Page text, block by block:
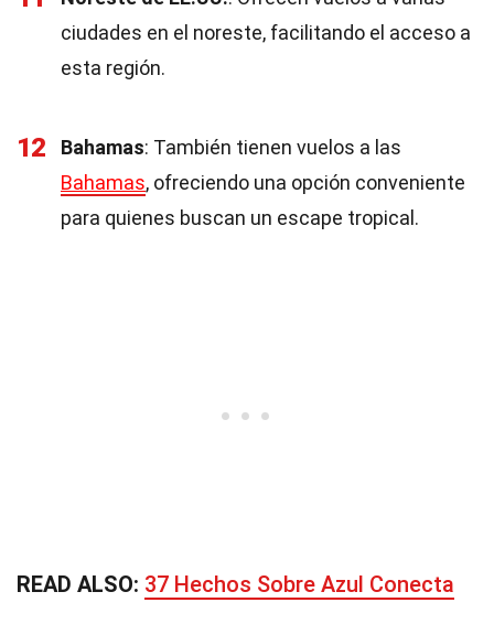
ciudades en el noreste, facilitando el acceso a
esta región.
12 Bahamas: También tienen vuelos a las
Bahamas, ofreciendo una opción conveniente
para quienes buscan un escape tropical.
READ ALSO: 37 Hechos Sobre Azul Conecta